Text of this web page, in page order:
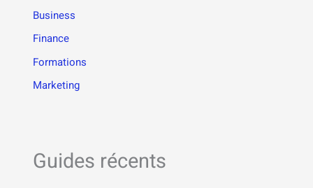
Business
Finance
Formations
Marketing
Guides récents